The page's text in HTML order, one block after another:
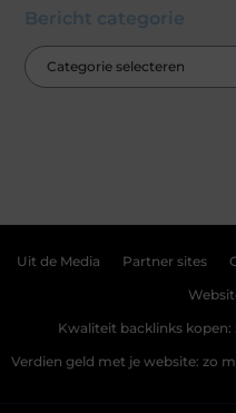
Bericht categorie
Uit de Media Partner sites
Kwaliteit backlinks kopen:
Verdien geld met je website: zo